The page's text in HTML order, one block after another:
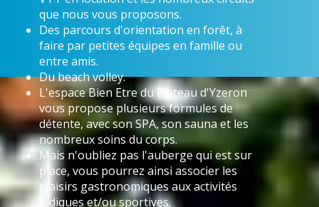
que nous vous proposons.
Des parcours d'orientation en forêt, à
faire par petites équipes en famille ou
entre amis.
Du beach volley.
L'espace Bien Etre du Plateau d'Yzeron
vous propose plusieurs formules de
détente, avec son SPA, son sauna et les
nombreux soins du corps.
Mais n'oubliez pas l'auberge qui est sur
place, vous pourrez ainsi associer les
plaisirs gastronomiques aux activités
ludiques et/ou sportives.